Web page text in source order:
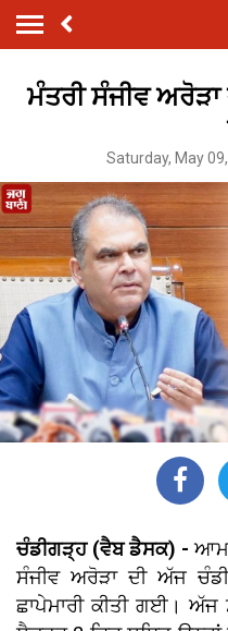
ਮੰਤਰੀ ਸੰਜੀਵ ਅਰੋੜਾ
Saturday, May
ਚੰਡੀਗੜ੍ਹ (ਵੈਬ ਡੈਸਕ) - ਆਮ
ਸੰਜੀਵ ਅਰੋੜਾ ਦੀ ਅੱਜ
ਛਾਪੇਮਾਰੀ ਕੀਤੀ ਗਈ।